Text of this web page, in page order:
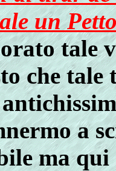
un
tale
che tale
a
ma